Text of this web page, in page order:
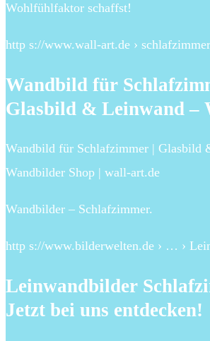
Wohlfühlfaktor schaffst!
http s://www.wall-art.de ›
Wandbild für
Glasbild & Leinwand –
Wandbild für Schlafzimmer | Glasbild
Wandbilder Shop | wall-art.de
Wandbilder – Schlafzimmer.
http s://www.bilderwelten.de › … ›
Leinwandbilder
Jetzt bei uns entdecken!